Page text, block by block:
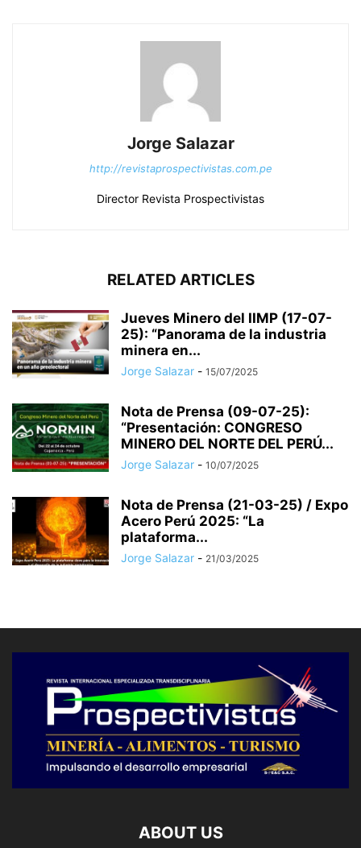
Jorge Salazar
http://revistaprospectivistas.com.pe
Director Revista Prospectivistas
RELATED ARTICLES
Jueves Minero del IIMP (17-07-
25): “Panorama de la industria
minera en...
Jorge Salazar - 15/07/2025
Nota de Prensa (09-07-25):
“Presentación: CONGRESO
MINERO DEL NORTE DEL PERÚ...
Jorge Salazar - 10/07/2025
Nota de Prensa (21-03-25) / Expo
Acero Perú 2025: “La
plataforma...
Jorge Salazar - 21/03/2025
ABOUT US